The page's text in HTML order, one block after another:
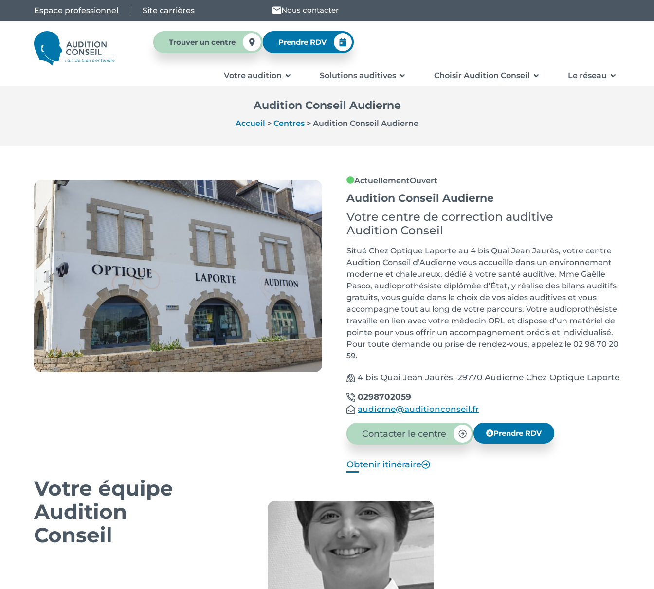
Espace professionnel Site carrières Nous contacter
Trouver un centre Prendre RDV
Votre audition Solutions auditives Choisir Audition Conseil Le réseau
Audition Conseil Audierne
Accueil > Centres > Audition Conseil Audierne
ActuellementOuvert
Audition Conseil Audierne
Votre centre de correction auditive
Audition Conseil
Situé Chez Optique Laporte au 4 bis Quai Jean Jaurès, votre centre
Audition Conseil d’Audierne vous accueille dans un environnement
moderne et chaleureux, dédié à votre santé auditive. Mme Gaëlle
Pasco, audioprothésiste diplômée d’État, y réalise des bilans auditifs
gratuits, vous guide dans le choix de vos aides auditives et vous
accompagne tout au long de votre parcours. Votre audioprothésiste
travaille en lien avec votre médecin ORL et dispose d’un matériel de
pointe pour vous offrir un accompagnement précis et individualisé.
Pour toute demande ou prise de rendez-vous, appelez le 02 98 70 20
59.
4 bis Quai Jean Jaurès, 29770 Audierne Chez Optique Laporte
0298702059
audierne@auditionconseil.fr
Contacter le centre Prendre RDV
Obtenir itinéraire
Votre équipe
Audition
Conseil